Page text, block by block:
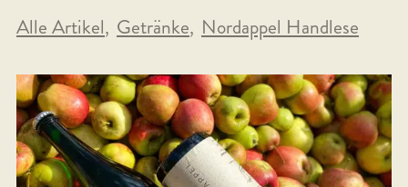
Alle Artikel Getränke Nordappel Handlese